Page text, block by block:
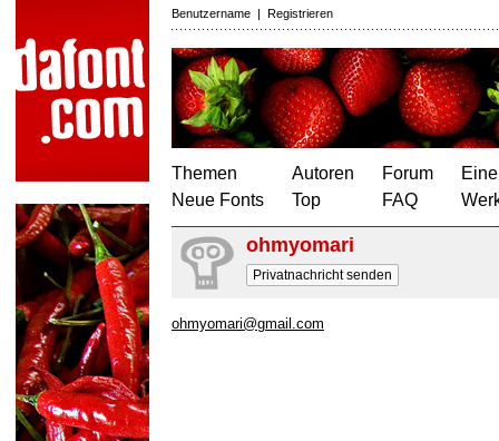
Benutzername | Registrieren
Themen
Neue Fonts
Autoren
Top
Forum
FAQ
ohmyomari
Privatnachricht senden
ohmyomari@gmail.com